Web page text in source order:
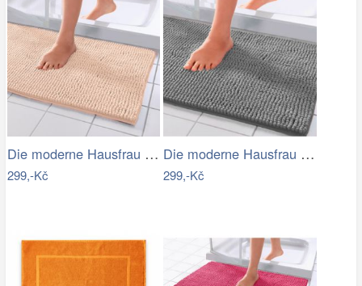
Die moderne Hausfrau Koupelnová…
299,-Kč
Die moderne Hausfrau Koupelnová…
299,-Kč